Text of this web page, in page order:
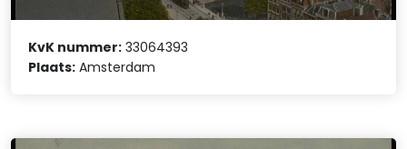
KvK nummer: 33064393
Plaats: Amsterdam